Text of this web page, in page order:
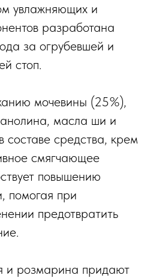
увлажняющих и
разработана
за огрубевшей и
стоп.
мочевины (25%),
масла ши и
составе средства, крем
смягчающее
повышению
помогая при
предотвратить
и розмарина придают